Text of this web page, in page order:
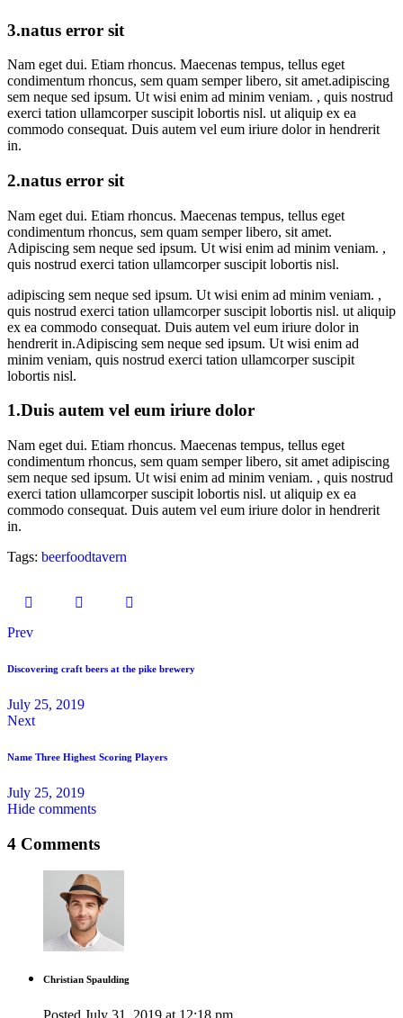
3.natus error sit
Nam eget dui. Etiam rhoncus. Maecenas tempus, tellus eget
condimentum rhoncus, sem quam semper libero, sit amet.adipiscing
sem neque sed ipsum. Ut wisi enim ad minim veniam. , quis nostrud
exerci tation ullamcorper suscipit lobortis nisl. ut aliquip ex ea
commodo consequat. Duis autem vel eum iriure dolor in hendrerit
in.
2.natus error sit
Nam eget dui. Etiam rhoncus. Maecenas tempus, tellus eget
condimentum rhoncus, sem quam semper libero, sit amet.
Adipiscing sem neque sed ipsum. Ut wisi enim ad minim veniam. ,
quis nostrud exerci tation ullamcorper suscipit lobortis nisl.
adipiscing sem neque sed ipsum. Ut wisi enim ad minim veniam. ,
quis nostrud exerci tation ullamcorper suscipit lobortis nisl. ut aliquip
ex ea commodo consequat. Duis autem vel eum iriure dolor in
hendrerit in.Adipiscing sem neque sed ipsum. Ut wisi enim ad
minim veniam, quis nostrud exerci tation ullamcorper suscipit
lobortis nisl.
1.Duis autem vel eum iriure dolor
Nam eget dui. Etiam rhoncus. Maecenas tempus, tellus eget
condimentum rhoncus, sem quam semper libero, sit amet adipiscing
sem neque sed ipsum. Ut wisi enim ad minim veniam. , quis nostrud
exerci tation ullamcorper suscipit lobortis nisl. ut aliquip ex ea
commodo consequat. Duis autem vel eum iriure dolor in hendrerit
in.
Tags: beerfoodtavern
Prev
Discovering craft beers at the pike brewery
July 25, 2019
Next
Name Three Highest Scoring Players
July 25, 2019
Hide comments
4 Comments
Christian Spaulding